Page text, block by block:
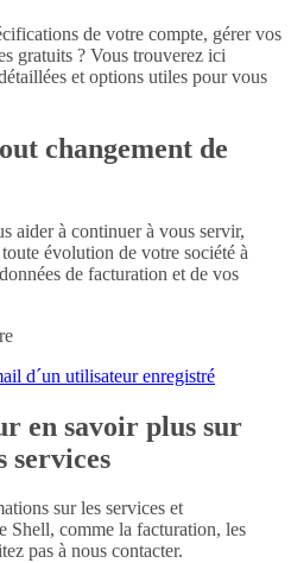
de votre compte, gérer vos
gratuits ? Vous trouverez ici
et options utiles pour vous
changement de
aider à continuer à vous servir,
évolution de votre société à
de facturation et de vos
d´un utilisateur enregistré
en savoir plus sur
services
sur les services et
Shell, comme la facturation, les
pas à nous contacter.